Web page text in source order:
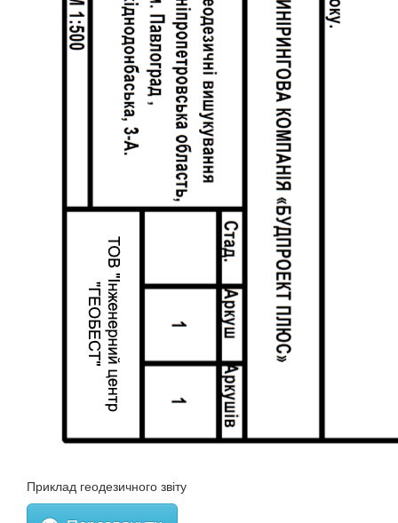
Приклад геодезичного звіту